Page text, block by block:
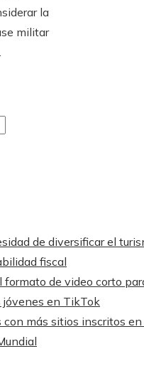
la
militar
de diversificar el
fiscal
formato de video corto
jóvenes en TikTok
con más sitios inscritos